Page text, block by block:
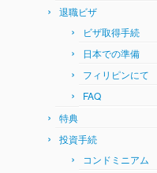
退職ビザ
ビザ取得手続
日本での準備
フィリピンにて
FAQ
特典
投資手続
コンドミニアム